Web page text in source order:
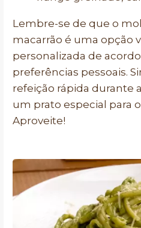
Lembre-se de que o
macarrão é uma opção
personalizada de
preferências pessoais.
refeição rápida durante
um prato especial para
Aproveite!